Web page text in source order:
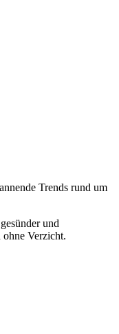
Trends rund um
und
Verzicht.